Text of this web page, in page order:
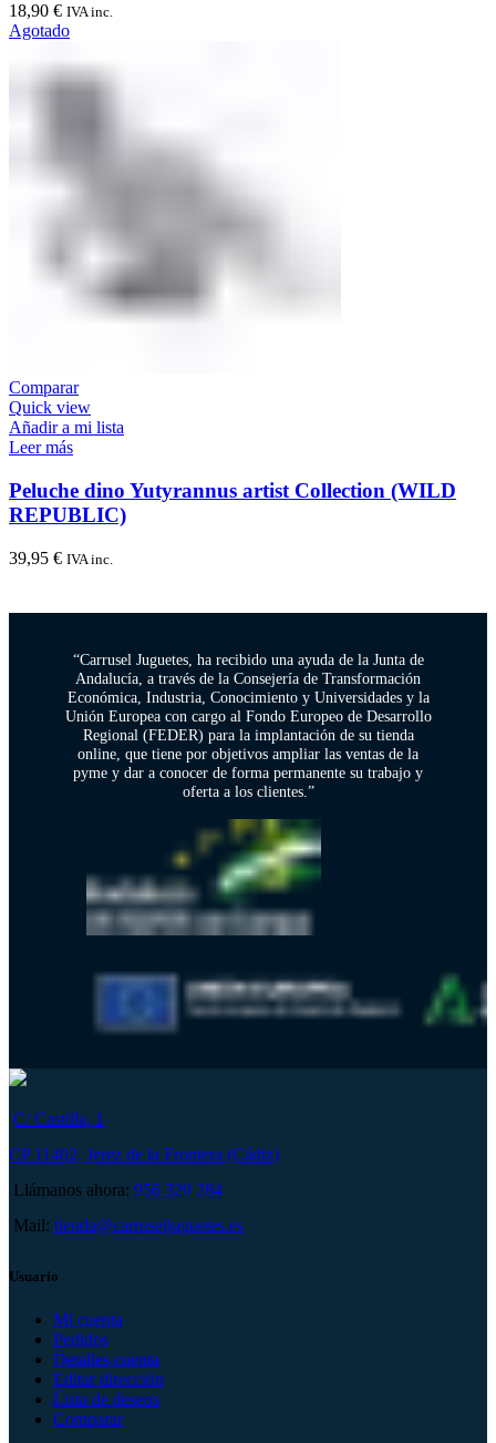
18,90 € IVA inc.
Agotado
Comparar
Quick view
Añadir a mi lista
Leer más
Peluche dino Yutyrannus artist Collection (WILD
REPUBLIC)
39,95 € IVA inc.
“Carrusel Juguetes, ha recibido una ayuda de la Junta de
Andalucía, a través de la Consejería de Transformación
Económica, Industria, Conocimiento y Universidades y la
Unión Europea con cargo al Fondo Europeo de Desarrollo
Regional (FEDER) para la implantación de su tienda
online, que tiene por objetivos ampliar las ventas de la
pyme y dar a conocer de forma permanente su trabajo y
oferta a los clientes.”
C/ Castilla, 1
CP 11402, Jerez de la Frontera (Cádiz)
Llámanos ahora: 956 320 284
Mail: tienda@carruseljuguetes.es
Usuario
Mi cuenta
Pedidos
Detalles cuenta
Editar dirección
Lista de deseos
Comparar